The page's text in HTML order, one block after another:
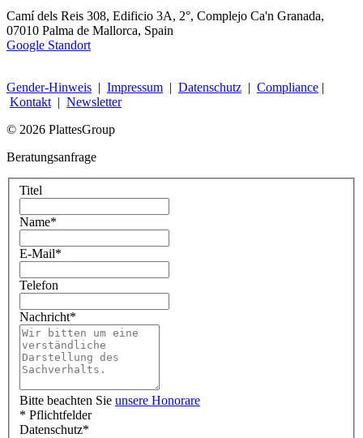
Camí dels Reis 308, Edificio 3A, 2°, Complejo Ca'n Granada,
07010 Palma de Mallorca, Spain
Google Standort
Gender-Hinweis | Impressum | Datenschutz | Compliance |
Kontakt | Newsletter
© 2026 PlattesGroup
Beratungsanfrage
Titel
Name*
E-Mail*
Telefon
Nachricht*
Bitte beachten Sie unsere Honorare
* Pflichtfelder
Datenschutz*